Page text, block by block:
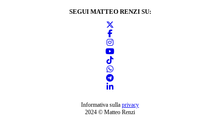
SEGUI MATTEO RENZI SU:
Informativa sulla privacy
2024 © Matteo Renzi